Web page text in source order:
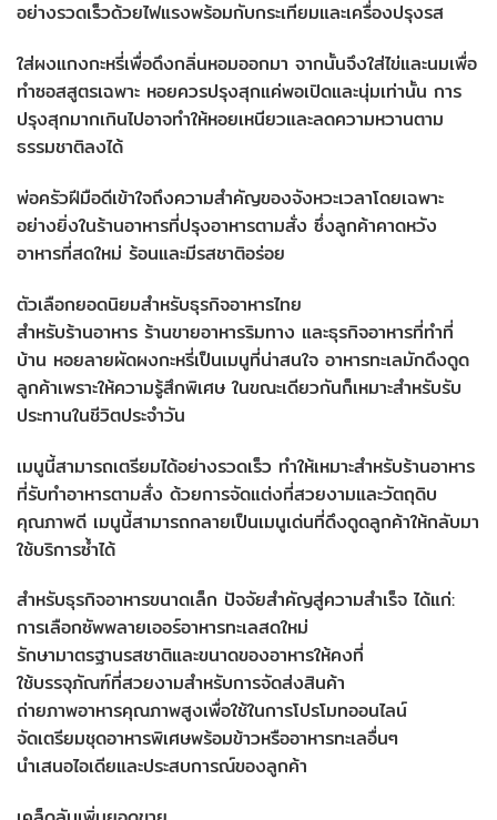
อย่างรวดเร็วด้วยไฟแรงพร้อมกับกระเทียมและเครื่องปรุงรส
ใส่ผงแกงกะหรี่เพื่อดึงกลิ่นหอมออกมา จากนั้นจึงใส่ไข่และนมเพื่อ
ทำซอสสูตรเฉพาะ หอยควรปรุงสุกแค่พอเปิดและนุ่มเท่านั้น การ
ปรุงสุกมากเกินไปอาจทำให้หอยเหนียวและลดความหวานตาม
ธรรมชาติลงได้
พ่อครัวฝีมือดีเข้าใจถึงความสำคัญของจังหวะเวลาโดยเฉพาะ
อย่างยิ่งในร้านอาหารที่ปรุงอาหารตามสั่ง ซึ่งลูกค้าคาดหวัง
อาหารที่สดใหม่ ร้อนและมีรสชาติอร่อย
ตัวเลือกยอดนิยมสำหรับธุรกิจอาหารไทย
สำหรับร้านอาหาร ร้านขายอาหารริมทาง และธุรกิจอาหารที่ทำที่
บ้าน หอยลายผัดผงกะหรี่เป็นเมนูที่น่าสนใจ อาหารทะเลมักดึงดูด
ลูกค้าเพราะให้ความรู้สึกพิเศษ ในขณะเดียวกันก็เหมาะสำหรับรับ
ประทานในชีวิตประจำวัน
เมนูนี้สามารถเตรียมได้อย่างรวดเร็ว ทำให้เหมาะสำหรับร้านอาหาร
ที่รับทำอาหารตามสั่ง ด้วยการจัดแต่งที่สวยงามและวัตถุดิบ
คุณภาพดี เมนูนี้สามารถกลายเป็นเมนูเด่นที่ดึงดูดลูกค้าให้กลับมา
ใช้บริการซ้ำได้
สำหรับธุรกิจอาหารขนาดเล็ก ปัจจัยสำคัญสู่ความสำเร็จ ได้แก่:
การเลือกซัพพลายเออร์อาหารทะเลสดใหม่
รักษามาตรฐานรสชาติและขนาดของอาหารให้คงที่
ใช้บรรจุภัณฑ์ที่สวยงามสำหรับการจัดส่งสินค้า
ถ่ายภาพอาหารคุณภาพสูงเพื่อใช้ในการโปรโมทออนไลน์
จัดเตรียมชุดอาหารพิเศษพร้อมข้าวหรืออาหารทะเลอื่นๆ
นำเสนอไอเดียและประสบการณ์ของลูกค้า